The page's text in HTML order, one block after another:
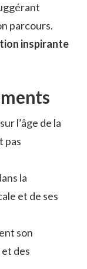
parcours.
inspirante
l’âge de la
pas
la
et de ses
son
des